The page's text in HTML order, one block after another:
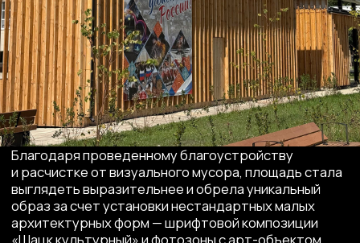
Архитектурное бюро КОД — это команда
архитекторов, дизайне­ров, социологов
и смежных специалистов.
Фокусируемся на разработке дизайн-кодов,
проектов благоустройства, брендинге
территорий и дизайне городских объектов.
Дотошно погружаемся в контекст городов
и пространств, взаимодействуем с жителями,
подключаем экспертов, выверяем каждую
линию в проектах и доводим их до внедрения
и реализации.
Разрабатываем:
Дизайн-коды
Городские объекты
Проекты
благоустройства
Контакты:
t.me/burokod
vk.com/burokod
arch@kod-buro.ru